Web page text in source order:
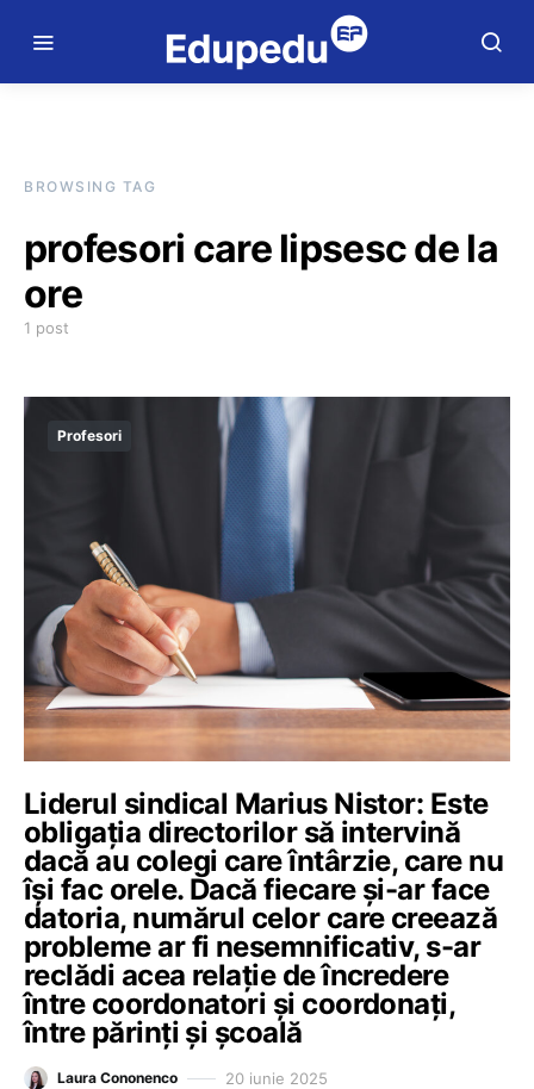
BROWSING TAG
profesori care lipsesc de la
ore
1 post
Profesori
Liderul sindical Marius Nistor: Este
obligația directorilor să intervină
dacă au colegi care întârzie, care nu
își fac orele. Dacă fiecare și-ar face
datoria, numărul celor care creează
probleme ar fi nesemnificativ, s-ar
reclădi acea relație de încredere
între coordonatori și coordonați,
între părinți și școală
Laura Cononenco 20 iunie 2025